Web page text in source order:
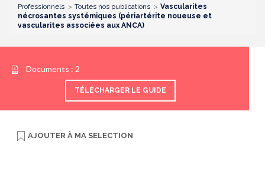
Professionnels Toutes nos publications
Vascularites
nécrosantes systémiques (périartérite noueuse et
vascularites associées aux ANCA)
Documents : 2
TÉLÉCHARGER LE GUIDE
AJOUTER À MA SELECTION